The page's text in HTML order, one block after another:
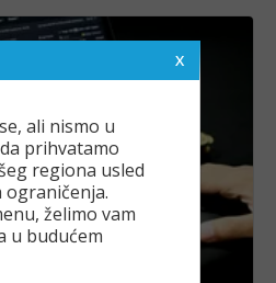
ali nismo u
prihvatamo
regiona usled
želimo vam
u budućem